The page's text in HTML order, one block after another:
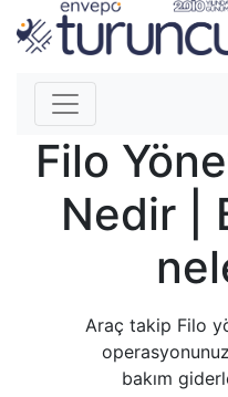
Filo
Nedir |
Araç takip Filo
bakım